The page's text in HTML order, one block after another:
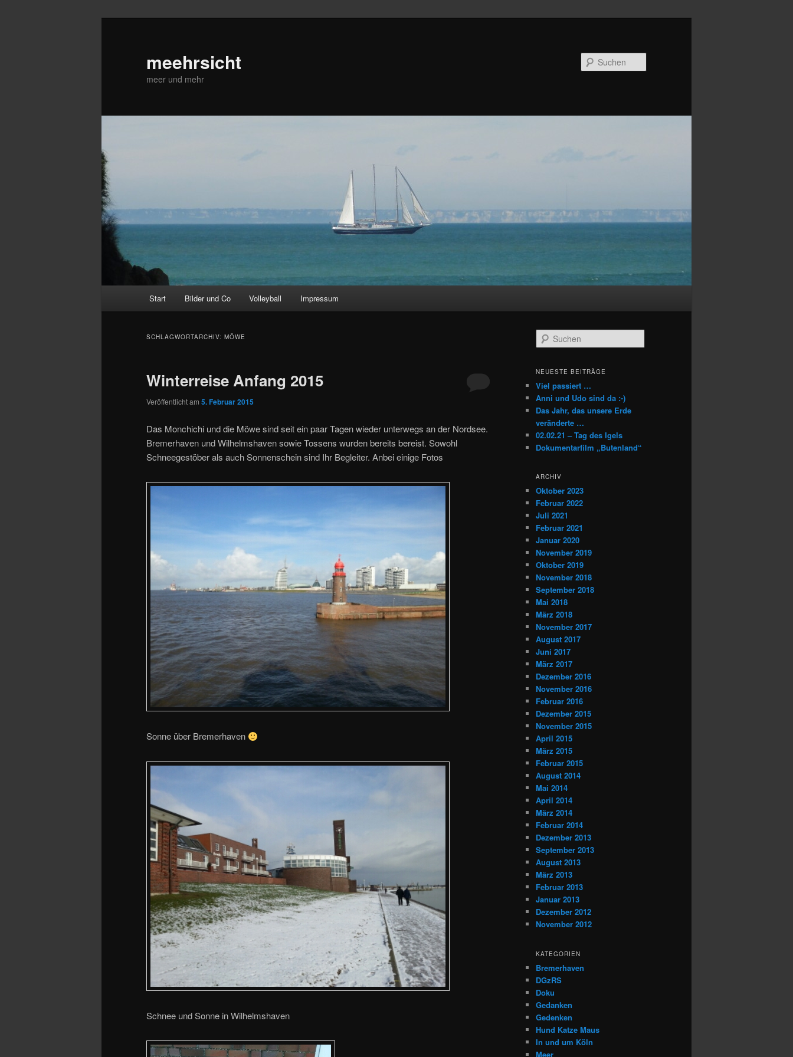
meehrsicht
meer und mehr
Start Bilder und Co Volleyball Impressum
SCHLAGWORTARCHIV: MÖWE
Winterreise Anfang 2015
Veröffentlicht am 5. Februar 2015
Das Monchichi und die Möwe sind seit ein paar Tagen wieder unterwegs an der Nordsee.
Bremerhaven und Wilhelmshaven sowie Tossens wurden bereits bereist. Sowohl
Schneegestöber als auch Sonnenschein sind Ihr Begleiter. Anbei einige Fotos
Sonne über Bremerhaven
Schnee und Sonne in Wilhelmshaven
u
h
n
NEUESTE BEITRÄGE
Viel passiert …
Anni und Udo sind da :-)
Das Jahr, das unsere Erde
veränderte …
02.02.21 – Tag des Igels
Dokumentarfilm „Butenland“
ARCHIV
Oktober 2023
Februar 2022
Juli 2021
Februar 2021
Januar 2020
November 2019
Oktober 2019
November 2018
September 2018
Mai 2018
März 2018
November 2017
August 2017
Juni 2017
März 2017
Dezember 2016
November 2016
Februar 2016
Dezember 2015
November 2015
April 2015
März 2015
Februar 2015
August 2014
Mai 2014
April 2014
März 2014
Februar 2014
Dezember 2013
September 2013
August 2013
März 2013
Februar 2013
Januar 2013
Dezember 2012
November 2012
KATEGORIEN
Bremerhaven
DGzRS
Doku
Gedanken
Gedenken
Hund Katze Maus
In und um Köln
Meer